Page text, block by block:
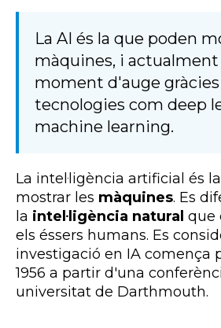
La AI és la que poden
màquines, i
moment d'auge gràcies
tecnologies com deep
machine learning.
La intel·ligència artificial és
mostrar les màquines. Es
la intel·ligència natural que
els éssers humans. Es
investigació en IA comença
1956 a partir d'una
universitat de Darthmouth.